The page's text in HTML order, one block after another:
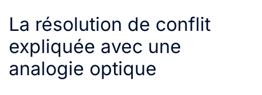
La résolution de conflit
expliquée avec une
analogie optique